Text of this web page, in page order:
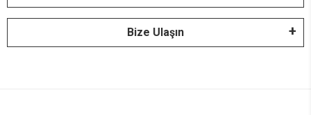
Bize Ulaşın